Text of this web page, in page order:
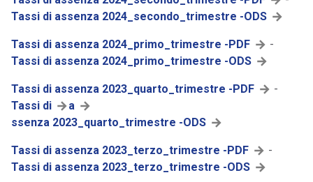
Tassi di assenza 2024_secondo_trimestre -ODS
Tassi di assenza 2024_primo_trimestre -PDF
-
Tassi di assenza 2024_primo_trimestre -ODS
Tassi di assenza 2023_quarto_trimestre -PDF
-
Tassi di
a
ssenza 2023_quarto_trimestre -ODS
Tassi di assenza 2023_terzo_trimestre -PDF
-
Tassi di assenza 2023_terzo_trimestre -ODS